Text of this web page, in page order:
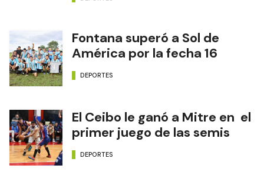
Fontana superó a Sol de
América por la fecha 16
DEPORTES
El Ceibo le ganó a Mitre en el
primer juego de las semis
DEPORTES